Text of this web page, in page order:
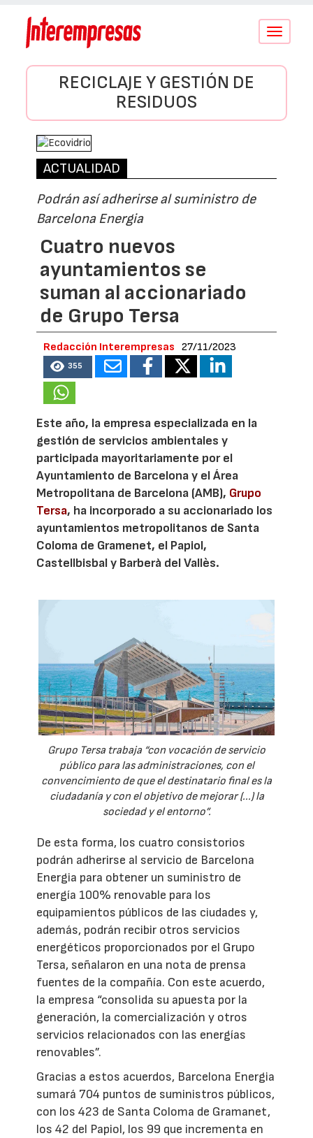
Conmutar
RECICLAJE Y GESTIÓN DE
RESIDUOS
ACTUALIDAD
Podrán así adherirse al suministro de
Barcelona Energia
Cuatro nuevos
ayuntamientos se
suman al accionariado
de Grupo Tersa
Redacción Interempresas 27/11/2023
355
Este año, la empresa especializada en la
gestión de servicios ambientales y
participada mayoritariamente por el
Ayuntamiento de Barcelona y el Área
Metropolitana de Barcelona (AMB), Grupo
Tersa, ha incorporado a su accionariado los
ayuntamientos metropolitanos de Santa
Coloma de Gramenet, el Papiol,
Castellbisbal y Barberà del Vallès.
Grupo Tersa trabaja “con vocación de servicio
público para las administraciones, con el
convencimiento de que el destinatario final es la
ciudadanía y con el objetivo de mejorar (...) la
sociedad y el entorno”.
De esta forma, los cuatro consistorios
podrán adherirse al servicio de Barcelona
Energia para obtener un suministro de
energía 100% renovable para los
equipamientos públicos de las ciudades y,
además, podrán recibir otros servicios
energéticos proporcionados por el Grupo
Tersa, señalaron en una nota de prensa
fuentes de la compañía. Con este acuerdo,
la empresa “consolida su apuesta por la
generación, la comercialización y otros
servicios relacionados con las energías
renovables”.
Gracias a estos acuerdos, Barcelona Energia
sumará 704 puntos de suministros públicos,
con los 423 de Santa Coloma de Gramanet,
los 42 del Papiol, los 99 que incrementa en